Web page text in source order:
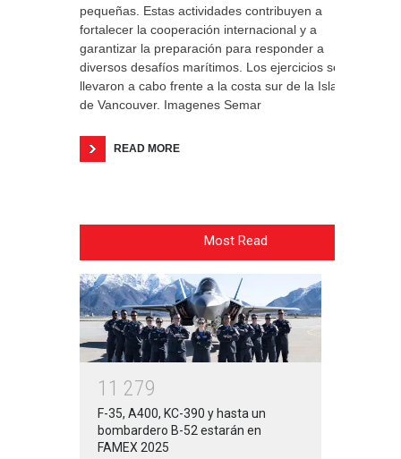
pequeñas. Estas actividades contribuyen a
fortalecer la cooperación internacional y a
garantizar la preparación para responder a
diversos desafíos marítimos. Los ejercicios se
llevaron a cabo frente a la costa sur de la Isla
de Vancouver. Imagenes Semar
READ MORE
Most Read
1 1 279
F-35, A400, KC-390 y hasta un
bombardero B-52 estarán en
FAMEX 2025